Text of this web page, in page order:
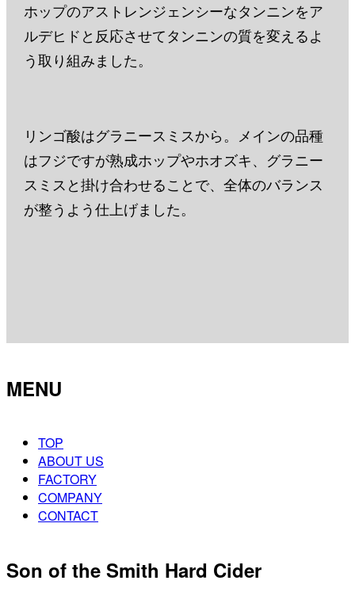
ホップのアストレンジェンシーなタンニンをア
ルデヒドと反応させてタンニンの質を変えるよ
う取り組みました。
リンゴ酸はグラニースミスから。メインの品種
はフジですが熟成ホップやホオズキ、グラニー
スミスと掛け合わせることで、全体のバランス
が整うよう仕上げました。
MENU
TOP
ABOUT US
FACTORY
COMPANY
CONTACT
Son of the Smith Hard Cider